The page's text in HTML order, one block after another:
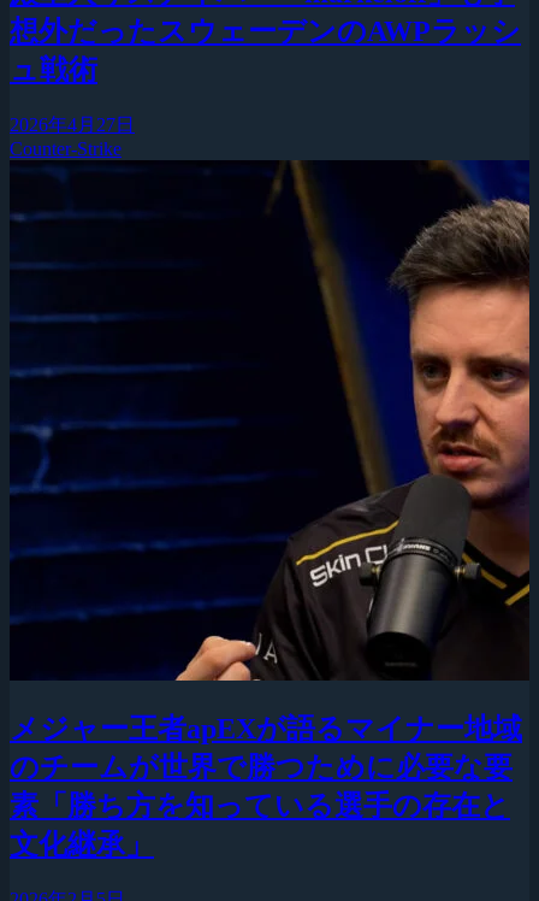
想外だったスウェーデンのAWPラッシ
ュ戦術
2026年4月27日
Counter-Strike
メジャー王者apEXが語るマイナー地域
のチームが世界で勝つために必要な要
素「勝ち方を知っている選手の存在と
文化継承」